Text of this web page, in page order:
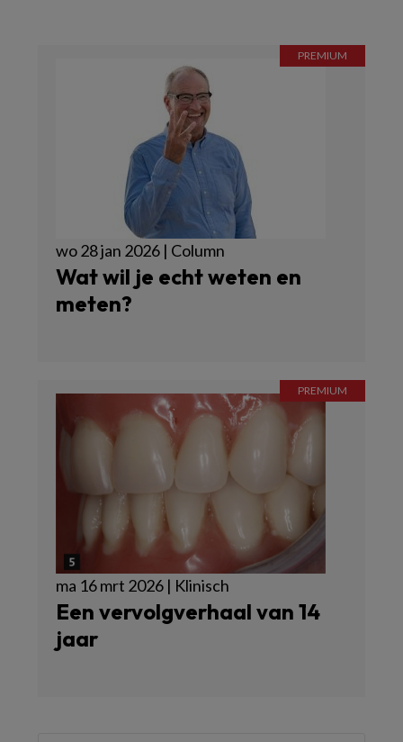
wo 28 jan 2026 | Column
Wat wil je echt weten en
meten?
ma 16 mrt 2026 | Klinisch
Een vervolgverhaal van 14
jaar